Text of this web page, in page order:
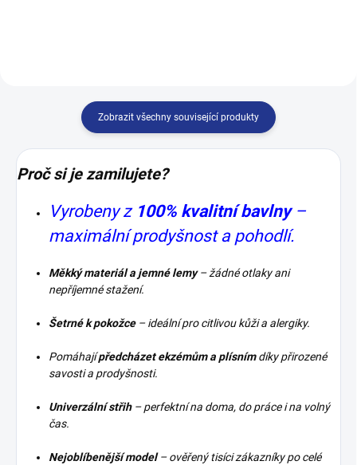
Zobrazit všechny související produkty
Proč si je zamilujete?
Vyrobeny z 100% kvalitní bavlny–
maximální prodyšnost a pohodlí.
Měkký materiál a jemné lemy– žádné otlaky ani
nepříjemné stažení.
Šetrné k pokožce– ideální pro citlivou kůži a alergiky.
Pomáhajípředcházet ekzémům a plísnímdíky přirozené
savosti a prodyšnosti.
Univerzální střih– perfektní na doma, do práce i na volný
čas.
Nejoblíbenější model– ověřený tisíci zákazníky po celé